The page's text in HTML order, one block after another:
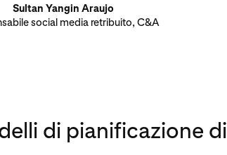
Sultan Yangin Araujo
social media retribuito, C&A
di pianificazione di